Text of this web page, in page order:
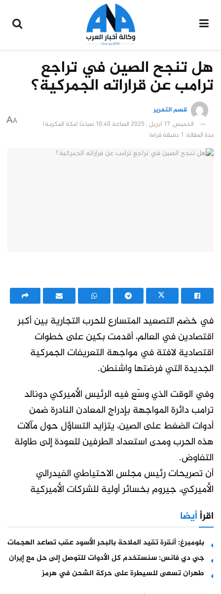
هل تنجح الصين في تراجع
ترامب عن قراراته الجمركية؟
قسم التحرير
الخميس, 17 أبريل , 2025 الساعة 10:40 صباحًا (مكة المكرمة)
مدة المقالة: 1 دقيقة قراءة
A
A
في خضم التصعيد المتسارع للحرب التجارية بين أكبر
اقتصادين في العالم، أقدمت بكين على خطوات
اقتصادية لافتة في مواجهة التعريفات الجمركية
الجديدة التي فرضتها واشنطن.
وفي الوقت الذي وسّع فيه الرئيس الأميركي دونالد
ترامب دائرة المواجهة بإدراج المعادن النادرة ضمن
أدوات الضغط على الصين، يتزايد التساؤل حول مآلات
هذه الحرب ومدى استعداد الطرفين للعودة إلى طاولة
التفاوض.
أن تصريحات رئيس مجلس الاحتياطي الفيدرالي
الأميركي، جيروم بخسائر أولية للشركات الأميركية
اقرأأيضا
بلومبرغ: أنقرة تقيد الملاحة بالبحر الأسود عقب تصاعد الهجمات
جي دي فانس: سنستخدم كل الأدوات للتوصل إلى حل مع إيران
طهران تسعى للسيطرة على حركة الشحن في هرمز